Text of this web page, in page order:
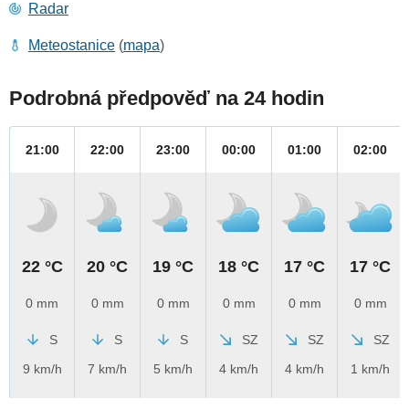
Radar
Meteostanice (mapa)
Podrobná předpověď na 24 hodin
21:00
22 °C
0 mm
S
9 km/h
22:00
20 °C
0 mm
S
7 km/h
23:00
19 °C
0 mm
S
5 km/h
00:00
18 °C
0 mm
SZ
4 km/h
01:00
17 °C
0 mm
SZ
4 km/h
02:00
17 °C
0 mm
SZ
1 km/h